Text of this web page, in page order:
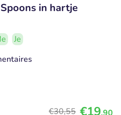
in hartje
Je
€30,55 €19